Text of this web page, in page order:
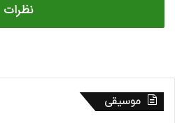
نظرات
موسیقی